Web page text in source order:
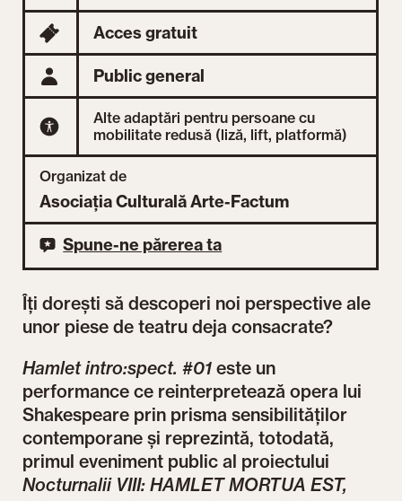
Îți dorești să descoperi noi perspective ale
unor piese de teatru deja consacrate?
Hamlet intro:spect. #01 este un
performance ce reinterpretează opera lui
Shakespeare prin prisma sensibilităților
contemporane și reprezintă, totodată,
primul eveniment public al proiectului
Nocturnalii VIII: HAMLET MORTUA EST,
Acces gratuit
Public general
Alte adaptări pentru persoane cu
mobilitate redusă (liză, lift, platformă)
Organizat de
Asociația Culturală Arte-Factum
Spune-ne părerea ta